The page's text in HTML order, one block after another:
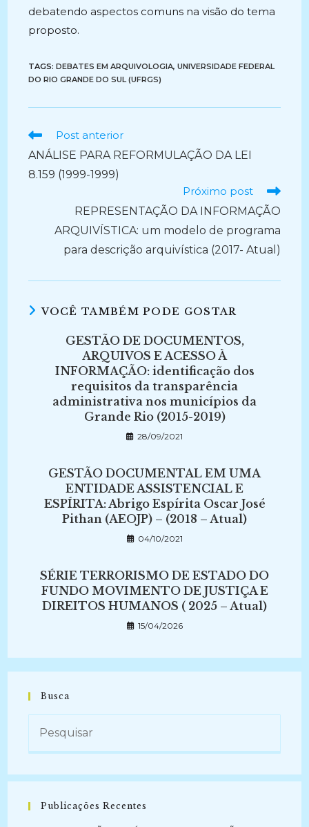
debatendo aspectos comuns na visão do tema
proposto.
TAGS:DEBATES EM ARQUIVOLOGIA, UNIVERSIDADE FEDERAL
DO RIO GRANDE DO SUL (UFRGS)
Ler
mais
artigos
Post anterior
ANÁLISE PARA REFORMULAÇÃO DA LEI
8.159 (1999-1999)
Próximo post
REPRESENTAÇÃO DA INFORMAÇÃO
ARQUIVÍSTICA: um modelo de programa
para descrição arquivística (2017- Atual)
VOCÊ TAMBÉM PODE GOSTAR
GESTÃO DE DOCUMENTOS,
ARQUIVOS E ACESSO À
INFORMAÇÃO: identificação dos
requisitos da transparência
administrativa nos municípios da
Grande Rio (2015-2019)
28/09/2021
GESTÃO DOCUMENTAL EM UMA
ENTIDADE ASSISTENCIAL E
ESPÍRITA: Abrigo Espírita Oscar José
Pithan (AEOJP) – (2018 – Atual)
04/10/2021
SÉRIE TERRORISMO DE ESTADO DO
FUNDO MOVIMENTO DE JUSTIÇA E
DIREITOS HUMANOS ( 2025 – Atual)
15/04/2026
Busca
Publicações Recentes